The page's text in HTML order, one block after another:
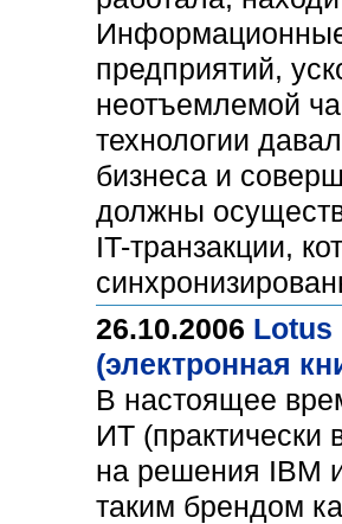
Информационные
предприятий,
неотъемлемой
технологии
бизнеса и
должны
IT-транзакции,
26.10.2006 Lotus
(электронная
В настоящее
ИТ (практически
на решения IBM
таким брендом